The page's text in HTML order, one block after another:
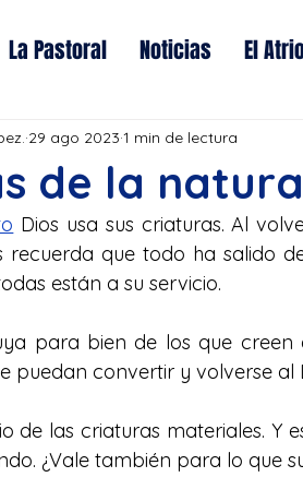
La Pastoral Noticias El
de la
29 ago 2023 1 min de lectura
Dios usa sus criaturas. Al
que todo ha salido
están a su servicio.
para bien de los que
puedan convertir y volverse al
de las criaturas materiales. Y
¿Vale también para lo que